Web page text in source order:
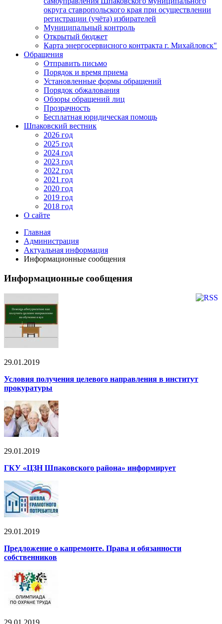
округа ставропольского края при осуществлении
регистрации (учёта) избирателей
Муниципальный контроль
Открытый бюджет
Карта энергосервисного контракта г. Михайловск"
Обращения
Отправить письмо
Порядок и время приема
Установленные формы обращений
Порядок обжалования
Обзоры обращений лиц
Прозрачность
Бесплатная юридическая помощь
Шпаковский вестник
2026 год
2025 год
2024 год
2023 год
2022 год
2021 год
2020 год
2019 год
2018 год
О сайте
Главная
Администрация
Актуальная информация
Информационные сообщения
Информационные сообщения
29.01.2019
Условия получения целевого направления в институт
прокуратуры
29.01.2019
ГКУ «ЦЗН Шпаковского района» информирует
29.01.2019
Предложение о капремонте. Права и обязанности
собственников
29.01.2019